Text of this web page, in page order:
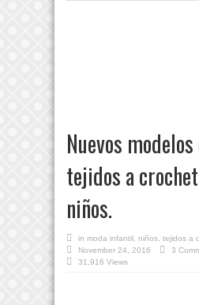
Nuevos
tejidos a
niños.
in moda infantil niños tejidos a
November 24, 2016
3
31,916 Views